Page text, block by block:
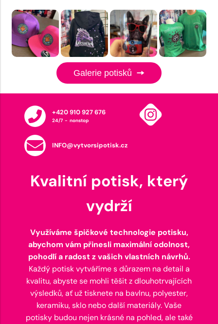
Galerie potisků
+420 910 927 676
24/7 - nonstop
INFO@vytvorsipotisk.cz
Kvalitní potisk, který
vydrží
Využíváme špičkové technologie potisku,
abychom vám přinesli maximální odolnost,
pohodlí a radost z vašich vlastních návrhů.
Každý potisk vytváříme s důrazem na detail a
kvalitu, abyste se mohli těšit z dlouhotrvajících
výsledků, ať už tisknete na bavlnu, polyester,
keramiku, sklo nebo další materiály. Vaše
potisky budou nejen krásné na pohled, ale také